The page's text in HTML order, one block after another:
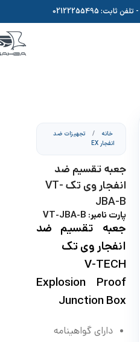
- تلفن ثابت: 02122255495
خانه /
تجهیزات ضد
انفجار EX
جعبه تقسیم ضد
انفجار وی تک VT-
JBA-B
پارت نامبر: VT-JBA-B
جعبه تقسیم ضد
انفجار وی تک
V-TECH
Explosion Proof
Junction Box
دارای گواهینامه